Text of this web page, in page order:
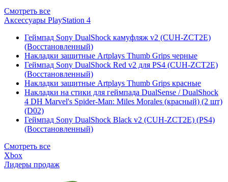
Смотреть все
Аксессуары PlayStation 4
Геймпад Sony DualShock камуфляж v2 (CUH-ZCT2E)
(Восстановленный)
Накладки защитные Artplays Thumb Grips черные
Геймпад Sony DualShock Red v2 для PS4 (CUH-ZCT2E)
(Восстановленный)
Накладки защитные Artplays Thumb Grips красные
Накладки на стики для геймпада DualSense / DualShock
4 DH Marvel's Spider-Man: Miles Morales (красный) (2 шт)
(D02)
Геймпад Sony DualShock Black v2 (CUH-ZCT2E) (PS4)
(Восстановленный)
Смотреть все
Xbox
Лидеры продаж